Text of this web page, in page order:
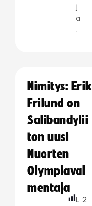
j
a
:
Nimitys: Erik
Frilund on
Salibandylii
ton uusi
Nuorten
Olympiaval
mentaja
L 2